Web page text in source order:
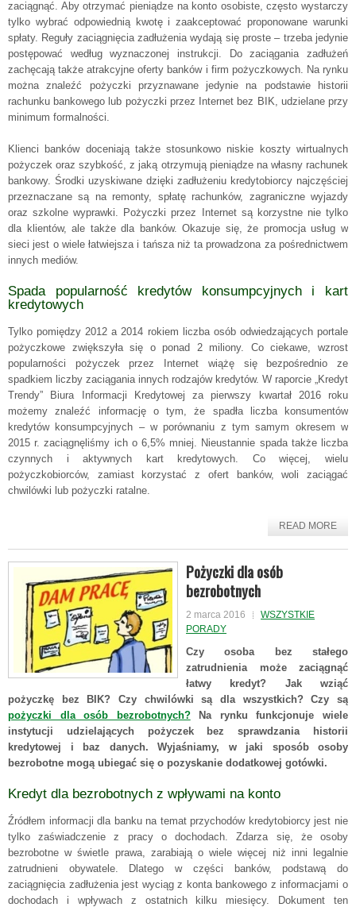
zaciągnąć. Aby otrzymać pieniądze na konto osobiste, często wystarczy
tylko wybrać odpowiednią kwotę i zaakceptować proponowane warunki
spłaty. Reguły zaciągnięcia zadłużenia wydają się proste – trzeba jedynie
postępować według wyznaczonej instrukcji. Do zaciągania zadłużeń
zachęcają także atrakcyjne oferty banków i firm pożyczkowych. Na rynku
można znaleźć pożyczki przyznawane jedynie na podstawie historii
rachunku bankowego lub pożyczki przez Internet bez BIK, udzielane przy
minimum formalności.
Klienci banków doceniają także stosunkowo niskie koszty wirtualnych
pożyczek oraz szybkość, z jaką otrzymują pieniądze na własny rachunek
bankowy. Środki uzyskiwane dzięki zadłużeniu kredytobiorcy najczęściej
przeznaczane są na remonty, spłatę rachunków, zagraniczne wyjazdy
oraz szkolne wyprawki. Pożyczki przez Internet są korzystne nie tylko
dla klientów, ale także dla banków. Okazuje się, że promocja usług w
sieci jest o wiele łatwiejsza i tańsza niż ta prowadzona za pośrednictwem
innych mediów.
Spada popularność kredytów konsumpcyjnych i kart
kredytowych
Tylko pomiędzy 2012 a 2014 rokiem liczba osób odwiedzających portale
pożyczkowe zwiększyła się o ponad 2 miliony. Co ciekawe, wzrost
popularności pożyczek przez Internet wiążę się bezpośrednio ze
spadkiem liczby zaciągania innych rodzajów kredytów. W raporcie „Kredyt
Trendy” Biura Informacji Kredytowej za pierwszy kwartał 2016 roku
możemy znaleźć informację o tym, że spadła liczba konsumentów
kredytów konsumpcyjnych – w porównaniu z tym samym okresem w
2015 r. zaciągnęliśmy ich o 6,5% mniej. Nieustannie spada także liczba
czynnych i aktywnych kart kredytowych. Co więcej, wielu
pożyczkobiorców, zamiast korzystać z ofert banków, woli zaciągać
chwilówki lub pożyczki ratalne.
READ MORE
Pożyczki dla osób
bezrobotnych
2 marca 2016
WSZYSTKIE
PORADY
Czy osoba bez stałego
zatrudnienia może zaciągnąć
łatwy kredyt? Jak wziąć
pożyczkę bez BIK? Czy chwilówki są dla wszystkich? Czy są
pożyczki dla osób bezrobotnych?Na rynku funkcjonuje wiele
instytucji udzielających pożyczek bez sprawdzania historii
kredytowej i baz danych. Wyjaśniamy, w jaki sposób osoby
bezrobotne mogą ubiegać się o pozyskanie dodatkowej gotówki.
Kredyt dla bezrobotnych z wpływami na konto
Źródłem informacji dla banku na temat przychodów kredytobiorcy jest nie
tylko zaświadczenie z pracy o dochodach. Zdarza się, że osoby
bezrobotne w świetle prawa, zarabiają o wiele więcej niż inni legalnie
zatrudnieni obywatele. Dlatego w części banków, podstawą do
zaciągnięcia zadłużenia jest wyciąg z konta bankowego z informacjami o
dochodach i wpływach z ostatnich kilku miesięcy. Dokument ten